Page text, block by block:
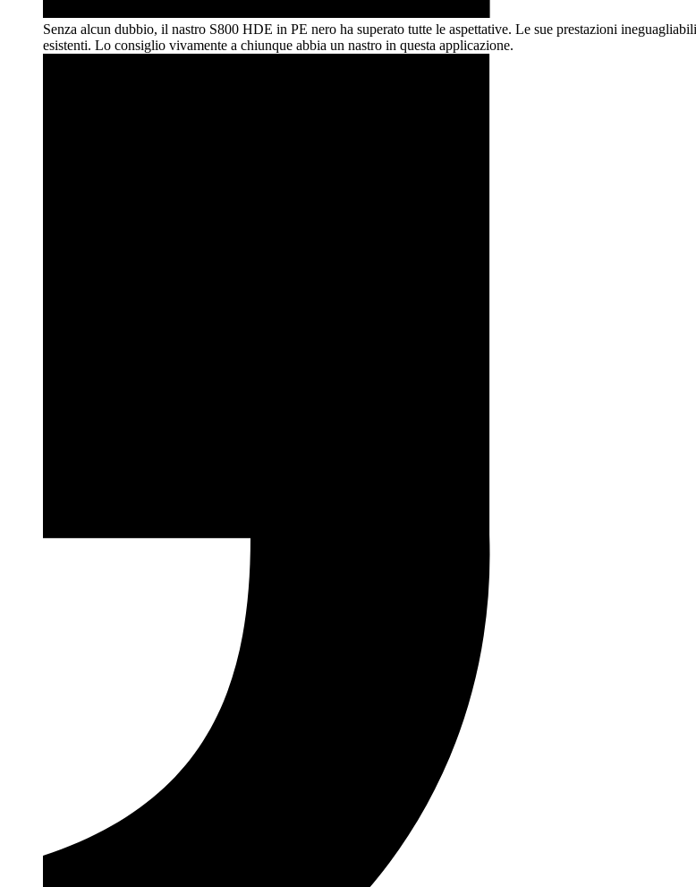
Senza alcun dubbio, il nastro S800 HDE in PE nero ha superato tutte le aspettative. Le sue prestazioni
esistenti. Lo consiglio vivamente a chiunque abbia un nastro in questa applicazione.